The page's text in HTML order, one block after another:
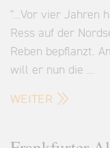
"...Vor vier Jahren
Ress auf der
Reben bepflanzt.
will er nun die …
WEITER